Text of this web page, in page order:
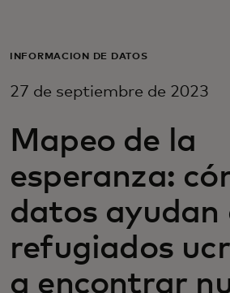
Para el mundo
Para innovadores
Noticias y tendencias
INFORMACIÓN DE DATOS
27 de septiembre de 2023
Mapeo de la
esperanza:
datos ayudan
refugiados
a encontrar